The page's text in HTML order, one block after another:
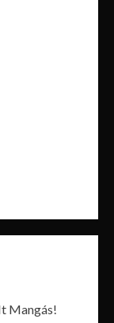
Mangás!